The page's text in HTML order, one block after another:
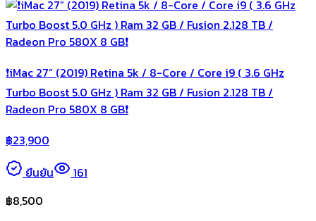
❗️iMac 27” (2019) Retina 5k / 8-Core / Core i9 ( 3.6 GHz
Turbo Boost 5.0 GHz ) Ram 32 GB / Fusion 2.128 TB /
Radeon Pro 580X 8 GB❗️
฿23,900
ยืนยัน
161
฿8,500